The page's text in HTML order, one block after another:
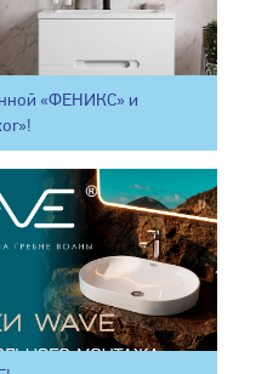
«ФЕНИКС» и